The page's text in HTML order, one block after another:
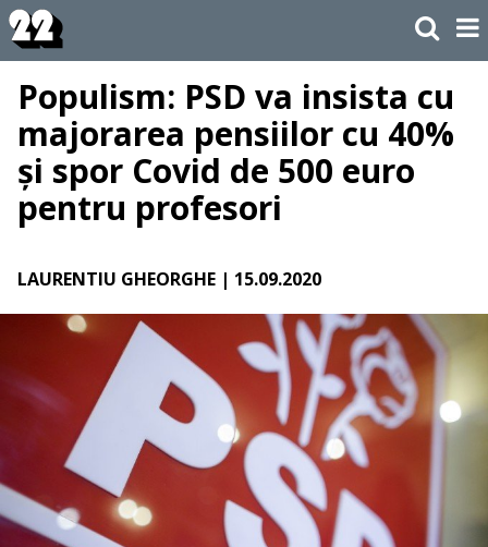
Populism: PSD va insista cu
majorarea pensiilor cu 40%
și spor Covid de 500 euro
pentru profesori
LAURENTIU GHEORGHE | 15.09.2020